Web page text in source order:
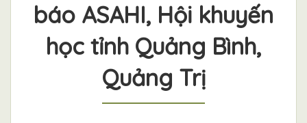
báo ASAHI, Hội khuyến
học tỉnh Quảng Bình,
Quảng Trị